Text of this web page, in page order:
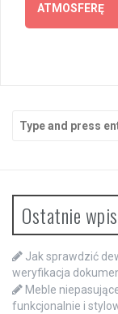
ATMOSFERĘ
for:
Ostatnie
Jak sprawdzić
weryfikacja
Meble
funkcjonalnie i